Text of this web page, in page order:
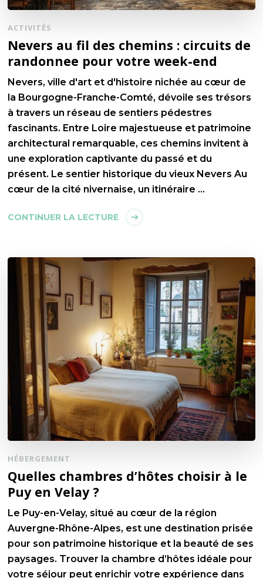
ACTIVITÉS
Nevers au fil des chemins : circuits de
randonnee pour votre week-end
Nevers, ville d'art et d'histoire nichée au cœur de
la Bourgogne-Franche-Comté, dévoile ses trésors
à travers un réseau de sentiers pédestres
fascinants. Entre Loire majestueuse et patrimoine
architectural remarquable, ces chemins invitent à
une exploration captivante du passé et du
présent. Le sentier historique du vieux Nevers Au
cœur de la cité nivernaise, un itinéraire …
CONTINUER LA LECTURE
HÉBERGEMENT
Quelles chambres d’hôtes choisir à le
Puy en Velay ?
Le Puy-en-Velay, situé au cœur de la région
Auvergne-Rhône-Alpes, est une destination prisée
pour son patrimoine historique et la beauté de ses
paysages. Trouver la chambre d’hôtes idéale pour
votre séjour peut enrichir votre expérience dans